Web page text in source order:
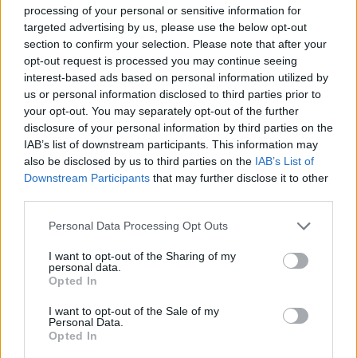
processing of your personal or sensitive information for
targeted advertising by us, please use the below opt-out
section to confirm your selection. Please note that after your
opt-out request is processed you may continue seeing
interest-based ads based on personal information utilized by
us or personal information disclosed to third parties prior to
your opt-out. You may separately opt-out of the further
disclosure of your personal information by third parties on the
IAB’s list of downstream participants. This information may
also be disclosed by us to third parties on the IAB’s List of
Downstream Participants that may further disclose it to other
Please note that this website/app uses one or more Google
not limited to your visit or usage behaviour. You may click to
grant or deny consent to Google and its third-party tags to
use your data for below specified purposes in below Google
consent section.
Personal Data Processing Opt Outs
I want to opt-out of the Sharing of my
personal data.
Opted In
I want to opt-out of the Sale of my
Personal Data.
Opted In
πιθανότατα ήταν υπεύθυνοι για τα Έγγραφα που
υπογράφηκαν για λογαριασμό τους χωρίς τη γνώση
ή τη συγκατάθεση του Χειρότερου Προέδρου στην
Ιστορία της Χώρας μας, του ανέντιμου Τζο
Μπάιντεν!»